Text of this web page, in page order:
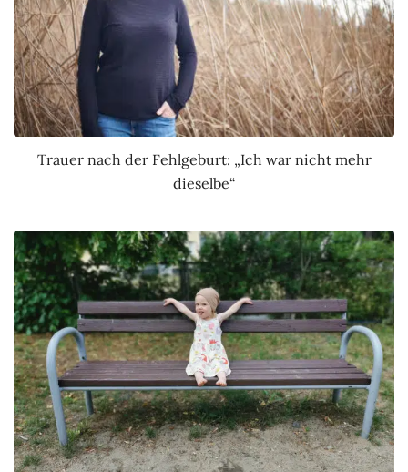
Trauer nach der Fehlgeburt: „Ich war nicht mehr
dieselbe“